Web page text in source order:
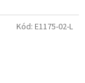
Kód: E1175-02-L